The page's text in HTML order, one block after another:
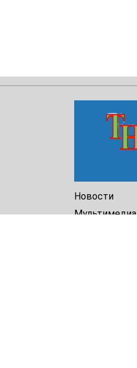
Новости
Мультимедиа